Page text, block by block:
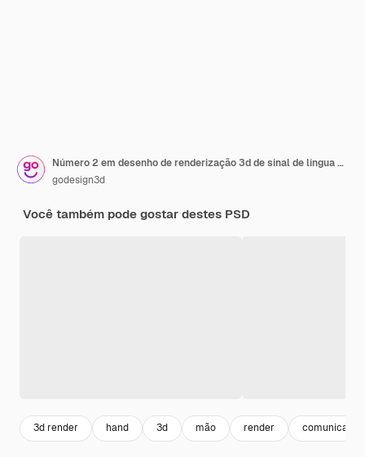
Número 2 em desenho de renderização 3d de sinal de língua americana
godesign3d
Você também pode gostar destes PSD
3d render hand 3d mão render comunicação